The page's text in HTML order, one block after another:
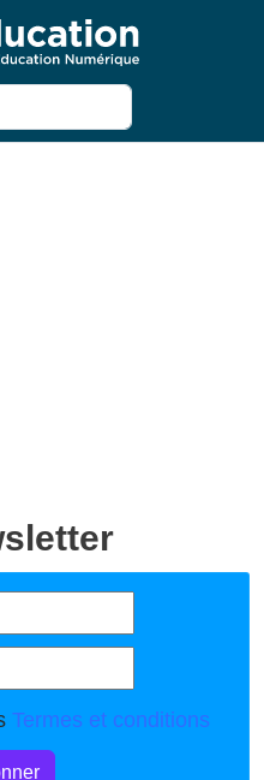
Termes et conditions